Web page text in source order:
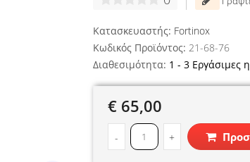
Κατασκευαστής: Fortinox
Κωδικός Προϊόντος: 21-68-76
Διαθεσιμότητα: 1 - 3 Εργάσιμες
€ 65,00
- +